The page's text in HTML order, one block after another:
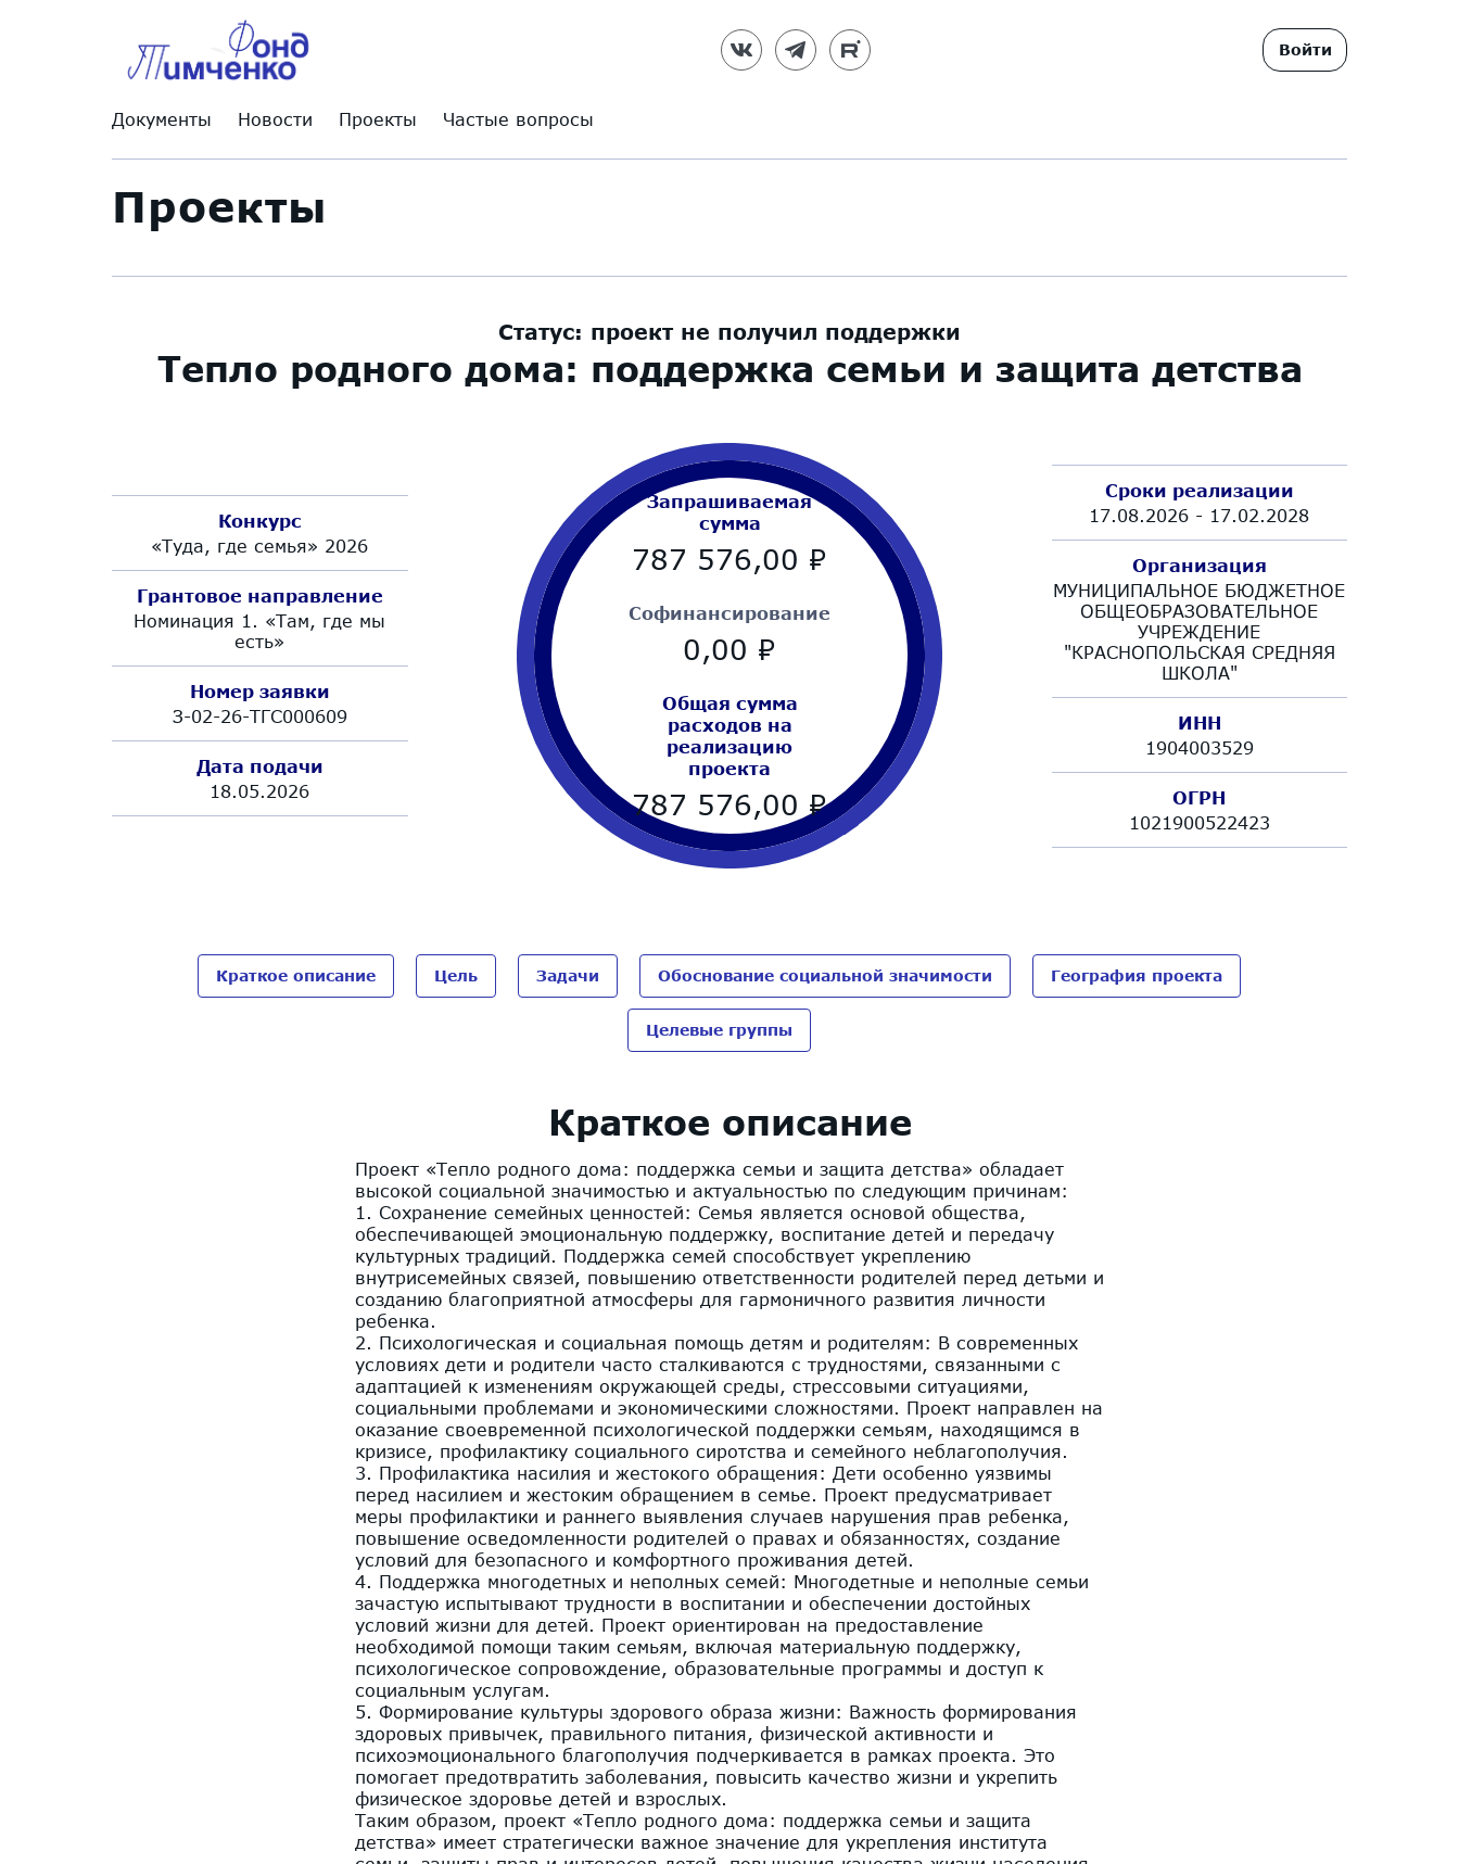
Войти
Документы Новости Проекты Частые вопросы
Проекты
Статус: проект не получил поддержки
Тепло родного дома: поддержка семьи и защита детства
Конкурс
«Туда, где семья» 2026
Грантовое направление
Номинация 1. «Там, где мы
есть»
Номер заявки
З-02-26-ТГС000609
Дата подачи
18.05.2026
Запрашиваемая
сумма
787 576,00 ₽
Cофинансирование
0,00 ₽
Общая сумма
расходов на
реализацию
проекта
787 576,00 ₽
Сроки реализации
17.08.2026 - 17.02.2028
Организация
МУНИЦИПАЛЬНОЕ БЮДЖЕТНОЕ
ОБЩЕОБРАЗОВАТЕЛЬНОЕ
УЧРЕЖДЕНИЕ
"КРАСНОПОЛЬСКАЯ СРЕДНЯЯ
ШКОЛА"
ИНН
1904003529
ОГРН
1021900522423
Краткое описание Цель Задачи Обоснование социальной значимости География проекта
Целевые группы
Краткое описание
Проект «Тепло родного дома: поддержка семьи и защита детства» обладает
высокой социальной значимостью и актуальностью по следующим причинам:
1. Сохранение семейных ценностей: Семья является основой общества,
обеспечивающей эмоциональную поддержку, воспитание детей и передачу
культурных традиций. Поддержка семей способствует укреплению
внутрисемейных связей, повышению ответственности родителей перед детьми и
созданию благоприятной атмосферы для гармоничного развития личности
ребенка.
2. Психологическая и социальная помощь детям и родителям: В современных
условиях дети и родители часто сталкиваются с трудностями, связанными с
адаптацией к изменениям окружающей среды, стрессовыми ситуациями,
социальными проблемами и экономическими сложностями. Проект направлен на
оказание своевременной психологической поддержки семьям, находящимся в
кризисе, профилактику социального сиротства и семейного неблагополучия.
3. Профилактика насилия и жестокого обращения: Дети особенно уязвимы
перед насилием и жестоким обращением в семье. Проект предусматривает
меры профилактики и раннего выявления случаев нарушения прав ребенка,
повышение осведомленности родителей о правах и обязанностях, создание
условий для безопасного и комфортного проживания детей.
4. Поддержка многодетных и неполных семей: Многодетные и неполные семьи
зачастую испытывают трудности в воспитании и обеспечении достойных
условий жизни для детей. Проект ориентирован на предоставление
необходимой помощи таким семьям, включая материальную поддержку,
психологическое сопровождение, образовательные программы и доступ к
социальным услугам.
5. Формирование культуры здорового образа жизни: Важность формирования
здоровых привычек, правильного питания, физической активности и
психоэмоционального благополучия подчеркивается в рамках проекта. Это
помогает предотвратить заболевания, повысить качество жизни и укрепить
физическое здоровье детей и взрослых.
Таким образом, проект «Тепло родного дома: поддержка семьи и защита
детства» имеет стратегически важное значение для укрепления института